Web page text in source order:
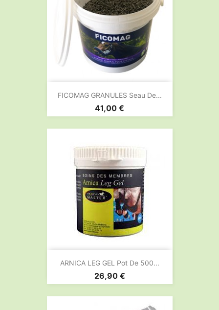
FICOMAG GRANULES Seau De...
Prix
41,00 €
ARNICA LEG GEL Pot De 500...
Prix
26,90 €